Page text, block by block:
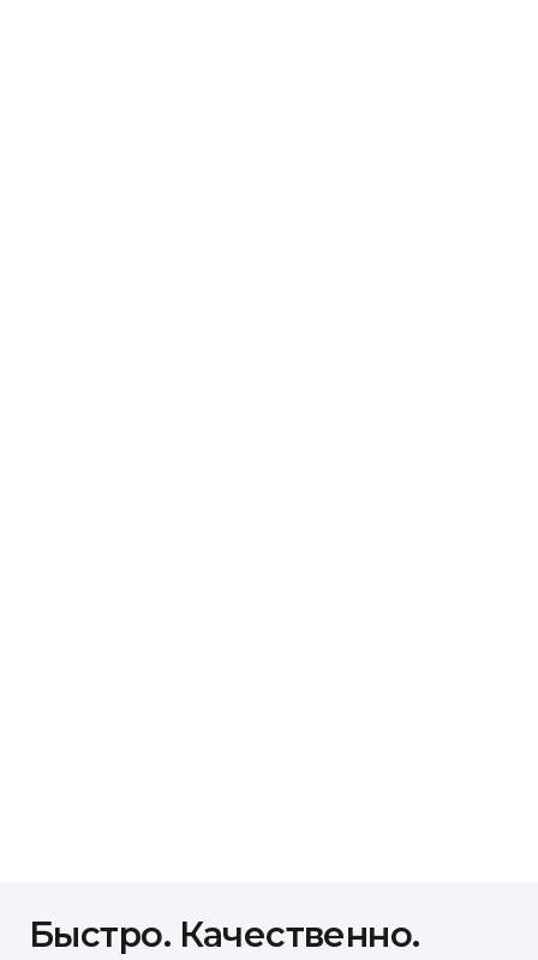
Быстро. Качественно.